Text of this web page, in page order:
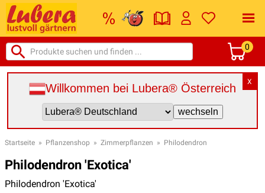
0
X
Willkommen bei Lubera® Österreich
Startseite » Pflanzenshop » Zimmerpflanzen » Philodendron
Philodendron 'Exotica'
Philodendron 'Exotica'